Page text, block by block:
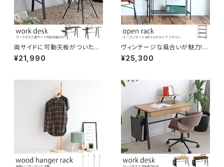
両サイドに可動天板がついたワ
ークデスク 広い作業スペース
机上ラック＆引き出し付き 作業
¥21,990
ヴィンテージな風合いが魅力!オ
ープンラック ４段ワイド 木製 ウ
ォルナット材 スチール脚 シェル
¥25,300